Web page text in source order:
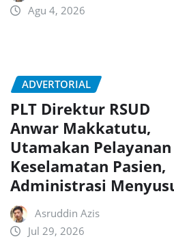
Agu 4, 2026
ADVERTORIAL
PLT Direktur RSUD
Anwar Makkatutu,
Utamakan Pelayanan
Keselamatan Pasien,
Administrasi
Asruddin Azis
Jul 29, 2026